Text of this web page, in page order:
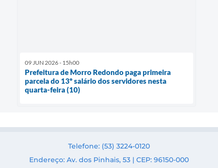
09 JUN 2026 - 15h00
Prefeitura de Morro Redondo paga primeira
parcela do 13º salário dos servidores nesta
quarta-feira (10)
Telefone: (53) 3224-0120
Endereço: Av. dos Pinhais, 53 | CEP: 96150-000